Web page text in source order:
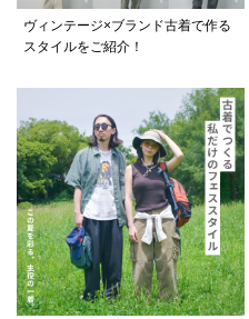
ヴィンテージ×ブランド古着で作る
スタイルをご紹介！